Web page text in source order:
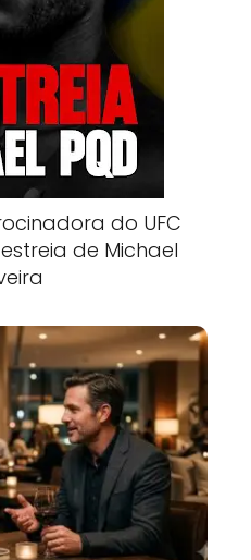
do UFC
de Michael